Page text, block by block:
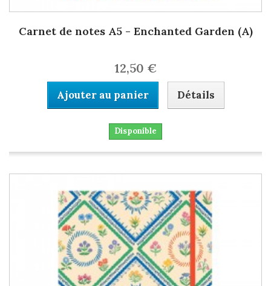
Carnet de notes A5 - Enchanted Garden (A)
12,50 €
Ajouter au panier Détails
Disponible